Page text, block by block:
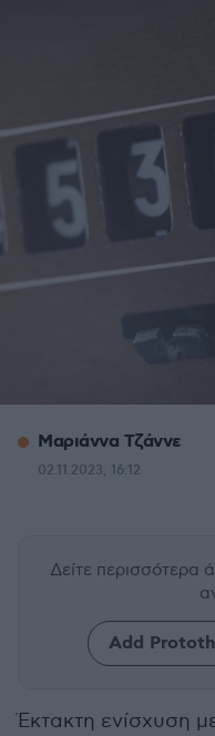
Μαριάννα Τζάννε
02.11.2023, 16:12
Δείτε περισσότερα
Add
Έκτακτη ενίσχυση